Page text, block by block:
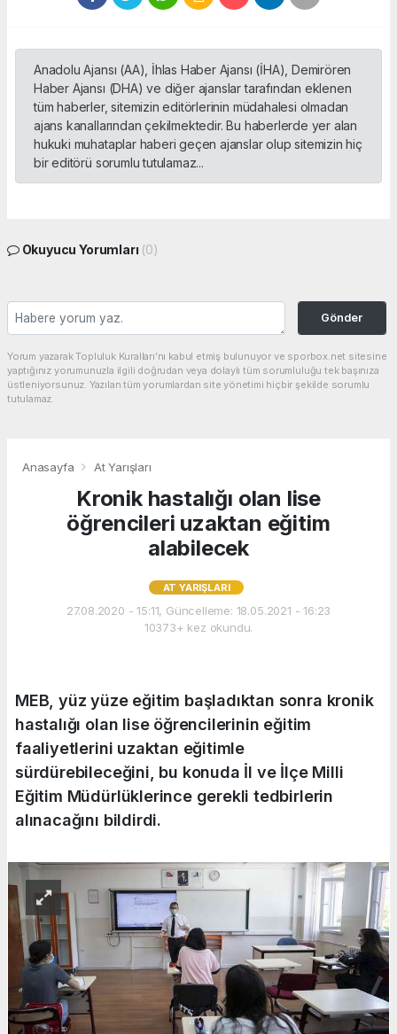
Anadolu Ajansı (AA), İhlas Haber Ajansı (İHA), Demirören
Haber Ajansı (DHA) ve diğer ajanslar tarafından eklenen
tüm haberler, sitemizin editörlerinin müdahalesi olmadan
ajans kanallarından çekilmektedir. Bu haberlerde yer alan
hukuki muhataplar haberi geçen ajanslar olup sitemizin hiç
bir editörü sorumlu tutulamaz...
Okuyucu Yorumları (0)
Gönder
Yorum yazarak Topluluk Kuralları’nı kabul etmiş bulunuyor ve sporbox.net sitesine
yaptığınız yorumunuzla ilgili doğrudan veya dolaylı tüm sorumluluğu tek başınıza
üstleniyorsunuz. Yazılan tüm yorumlardan site yönetimi hiçbir şekilde sorumlu
tutulamaz.
Anasayfa At Yarışları
Kronik hastalığı olan lise
öğrencileri uzaktan eğitim
alabilecek
AT YARIŞLARI
27.08.2020 - 15:11, Güncelleme: 18.05.2021 - 16:23
10373+ kez okundu.
MEB, yüz yüze eğitim başladıktan sonra kronik
hastalığı olan lise öğrencilerinin eğitim
faaliyetlerini uzaktan eğitimle
sürdürebileceğini, bu konuda İl ve İlçe Milli
Eğitim Müdürlüklerince gerekli tedbirlerin
alınacağını bildirdi.